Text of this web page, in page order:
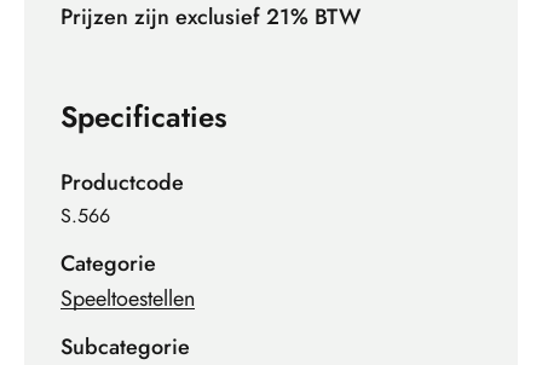
Prijzen zijn exclusief 21% BTW
Specificaties
Productcode
S.566
Categorie
Speeltoestellen
Subcategorie